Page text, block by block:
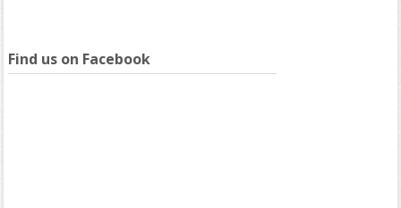
Find us on Facebook